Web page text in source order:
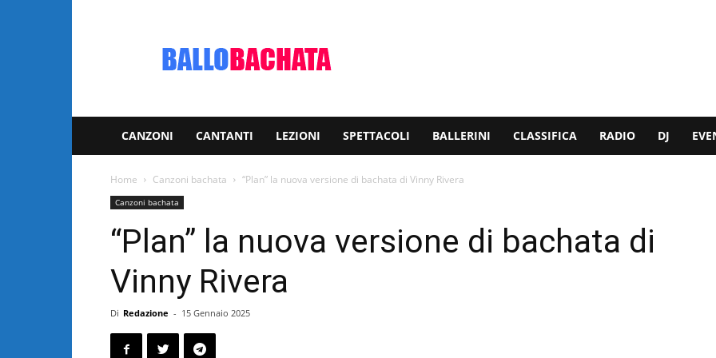
video
CANZONI CANTANTI LEZIONI SPETTACOLI BALLERINI CLASSIFICA RADIO DJ
Home Canzoni bachata “Plan” la nuova versione di bachata di Vinny Rivera
Canzoni bachata
“Plan” la nuova versione di bachata di
Vinny Rivera
Di Redazione - 15 Gennaio 2025